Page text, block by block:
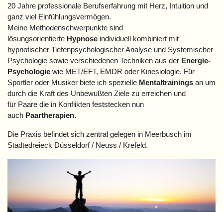
20 Jahre professionale Berufserfahrung mit Herz, Intuition und
ganz viel Einfühlungsvermögen.
Meine Methodenschwerpunkte sind
lösungsorientierte Hypnose individuell kombiniert mit
hypnotischer Tiefenpsychologischer Analyse und Systemischer
Psychologie sowie verschiedenen Techniken aus der Energie-
Psychologie wie MET/EFT, EMDR oder Kinesiologie. Für
Sportler oder Musiker biete ich spezielle Mentaltrainings an um
durch die Kraft des Unbewußten Ziele zu erreichen und
für Paare die in Konflikten feststecken nun
auch Paartherapien.
Die Praxis befindet sich zentral gelegen in Meerbusch im
Städtedreieck Düsseldorf / Neuss / Krefeld.